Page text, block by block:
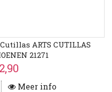
ARTS CUTILLAS
21271
Meer info